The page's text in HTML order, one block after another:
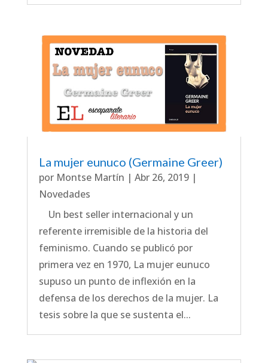
La mujer eunuco (Germaine Greer)
por Montse Martín | Abr 26, 2019|
Novedades
Un best seller internacional y un
referente irremisible de la historia del
feminismo. Cuando se publicó por
primera vez en 1970, La mujer eunuco
supuso un punto de inflexión en la
defensa de los derechos de la mujer. La
tesis sobre la que se sustenta el...